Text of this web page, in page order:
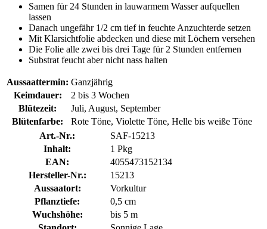
Samen für 24 Stunden in lauwarmem Wasser aufquellen
lassen
Danach ungefähr 1/2 cm tief in feuchte Anzuchterde setzen
Mit Klarsichtfolie abdecken und diese mit Löchern versehen
Die Folie alle zwei bis drei Tage für 2 Stunden entfernen
Substrat feucht aber nicht nass halten
Aussaattermin: Ganzjährig
Keimdauer:
2 bis 3 Wochen
Blütezeit:
Juli, August, September
Blütenfarbe:
Rote Töne, Violette Töne, Helle bis weiße Töne
Art.-Nr.:
SAF-15213
Inhalt:
1 Pkg
EAN:
4055473152134
Hersteller-Nr.:
15213
Aussaatort:
Vorkultur
Pflanztiefe:
0,5 cm
Wuchshöhe:
bis 5 m